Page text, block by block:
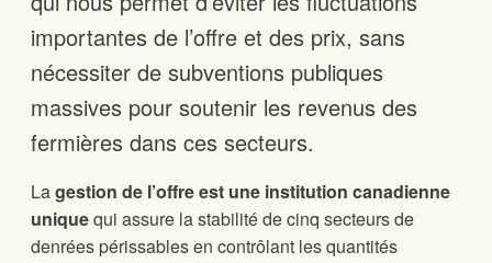
importantes de l’offre et des prix, sans
nécessiter de subventions publiques
massives pour soutenir les revenus des
fermières dans ces secteurs.
Lagestion de l’offre est une institution canadienne
uniquequi assure la stabilité de cinq secteurs de
denrées périssables en contrôlant les quantités